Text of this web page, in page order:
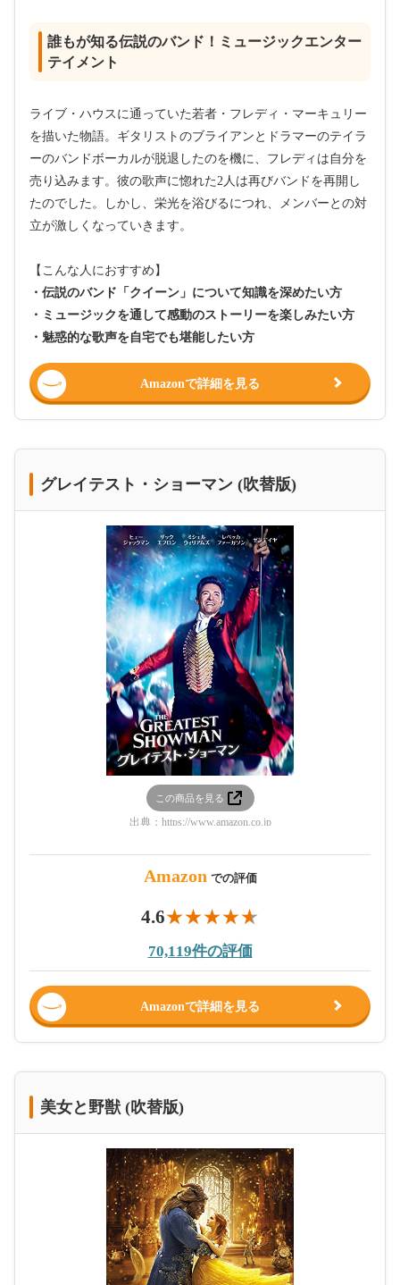
誰もが知る伝説のバンド！ミュージックエンター
テイメント
ライブ・ハウスに通っていた若者・フレディ・マーキュリー
を描いた物語。ギタリストのブライアンとドラマーのテイラ
ーのバンドボーカルが脱退したのを機に、フレディは自分を
売り込みます。彼の歌声に惚れた2人は再びバンドを再開し
たのでした。しかし、栄光を浴びるにつれ、メンバーとの対
立が激しくなっていきます。
【こんな人におすすめ】
・伝説のバンド「クイーン」について知識を深めたい方
・ミュージックを通して感動のストーリーを楽しみたい方
・魅惑的な歌声を自宅でも堪能したい方
Amazonで詳細を見る
グレイテスト・ショーマン (吹替版)
この商品を見る
出典： https://www.amazon.co.jp
Amazon での評価
4.6
70,119件の評価
Amazonで詳細を見る
美女と野獣 (吹替版)